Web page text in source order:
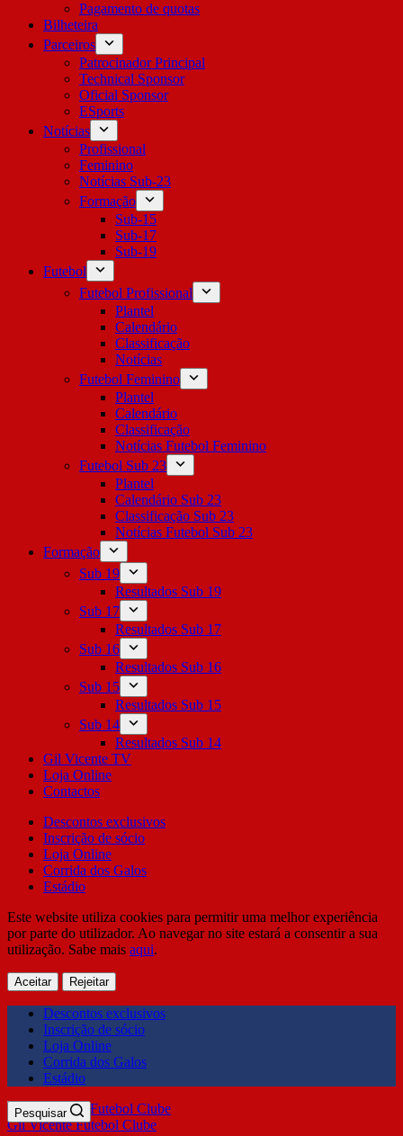
Pagamento de quotas
Bilheteira
Parceiros
Patrocinador Principal
Technical Sponsor
Oficial Sponsor
ESports
Notícias
Profissional
Feminino
Notícias Sub-23
Formação
Sub-15
Sub-17
Sub-19
Futebol
Futebol Profissional
Plantel
Calendário
Classificação
Notícias
Futebol Feminino
Plantel
Calendário
Classificação
Notícias Futebol Feminino
Futebol Sub 23
Plantel
Calendário Sub 23
Classificação Sub 23
Notícias Futebol Sub 23
Formação
Sub 19
Resultados Sub 19
Sub 17
Resultados Sub 17
Sub 16
Resultados Sub 16
Sub 15
Resultados Sub 15
Sub 14
Resultados Sub 14
Gil Vicente TV
Loja Online
Contactos
Descontos exclusivos
Inscrição de sócio
Loja Online
Corrida dos Galos
Estádio
Este website utiliza cookies para permitir uma melhor experiência
por parte do utilizador. Ao navegar no site estará a consentir a sua
utilização. Sabe mais aqui.
Aceitar Rejeitar
Descontos exclusivos
Inscrição de sócio
Loja Online
Corrida dos Galos
Estádio
Gil Vicente Futebol Clube
Pesquisar